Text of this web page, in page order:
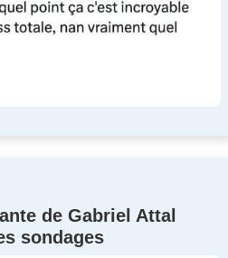
de Gabriel Attal
sondages